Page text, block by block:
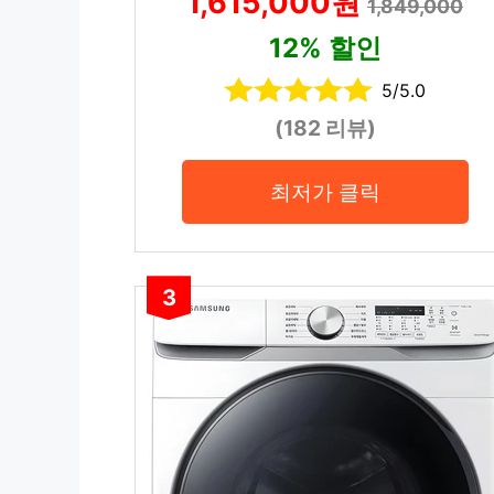
1,849,000
12% 할인
5/5.0
(182 리뷰)
최저가 클릭
3